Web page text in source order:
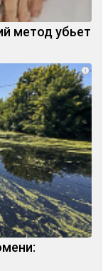
метод убьет
i